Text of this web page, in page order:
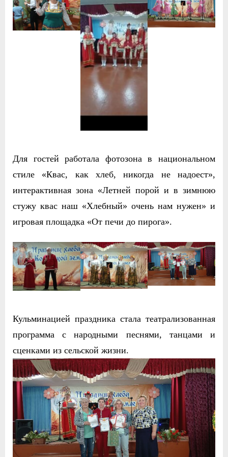
Для гостей работала фотозона в национальном
стиле «Квас, как хлеб, никогда не надоест»,
интерактивная зона «Летней порой и в зимнюю
стужу квас наш «Хлебный» очень нам нужен» и
игровая площадка «От печи до пирога».
Кульминацией праздника стала театрализованная
программа с народными песнями, танцами и
сценками из сельской жизни.